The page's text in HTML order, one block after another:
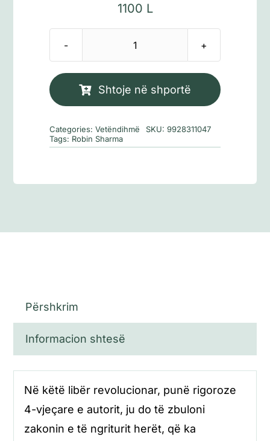
1100 L
Sasi
5
e
Shtoje në shportë
Categories:Vetëndihmë SKU:9928311047
Tags: Robin Sharma
Përshkrim
Informacion shtesë
Në këtë libër revolucionar, punë rigoroze
4-vjeçare e autorit, ju do të zbuloni
zakonin e të ngriturit herët, që ka